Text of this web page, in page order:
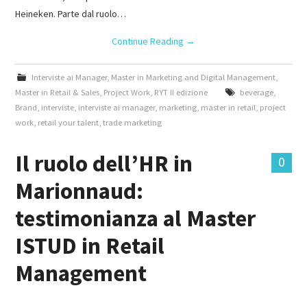
Heineken. Parte dal ruolo…
Continue Reading →
Interviste ai Manager, Master in Marketing and Digital Management,
Master in Retail & Sales Project Work RYT II edizione beverage,
Brand interviste interviste ai manager, marketing master in retail project
work retail your talent ,trade marketing
0
Il ruolo dell’HR in
Marionnaud:
testimonianza al Master
ISTUD in Retail
Management